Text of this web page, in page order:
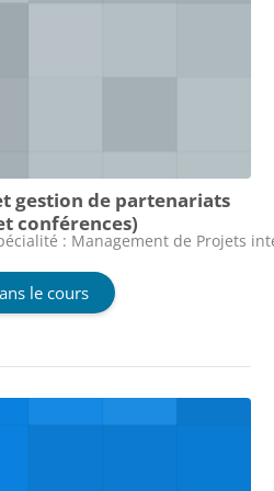
gestion de partenariats
conférences)
: Management de Projets
le cours